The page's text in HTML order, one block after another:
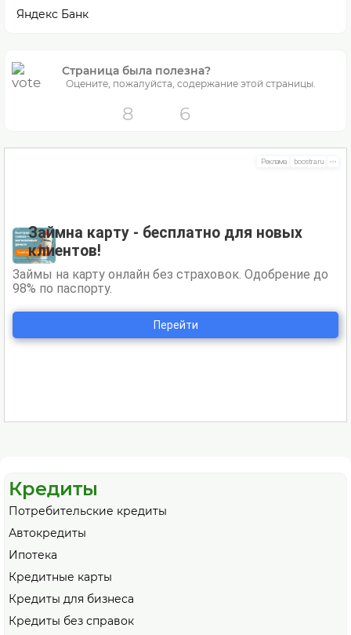
Яндекс Банк
Страница была полезна?
Оцените, пожалуйста, содержание этой страницы.
8 6
Кредиты
Потребительские кредиты
Автокредиты
Ипотека
Кредитные карты
Кредиты для бизнеса
Кредиты без справок